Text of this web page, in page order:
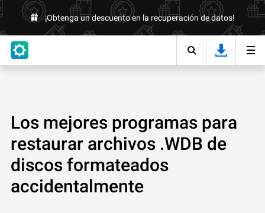
¡Obtenga un descuento en la recuperación de datos!
Los mejores programas para
restaurar archivos .WDB de
discos formateados
accidentalmente